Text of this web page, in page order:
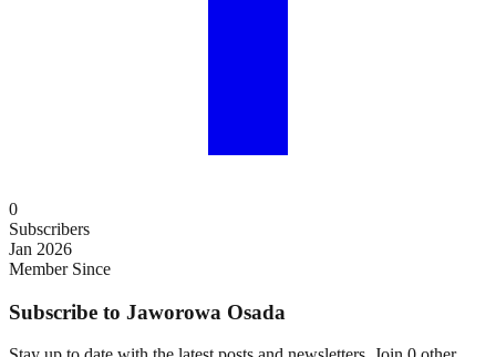
0
Subscribers
Jan 2026
Member Since
Subscribe to Jaworowa Osada